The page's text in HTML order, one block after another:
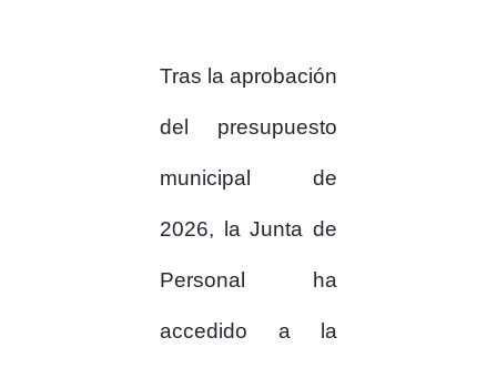
Tras la aprobación
del presupuesto
municipal de
2026, la Junta de
Personal ha
accedido a la